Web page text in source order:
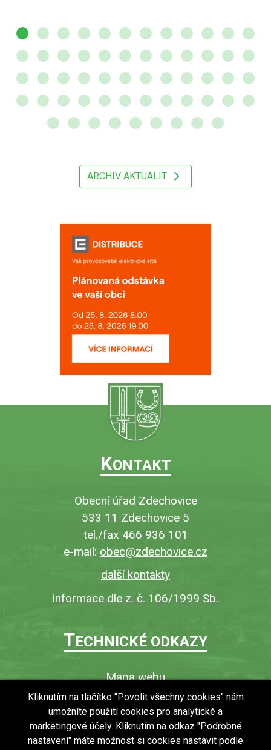
ARCHIV AKTUALIT
KONTAKT
Obecní úřad Zdechovice
533 11 Zdechovice 5
tel./fax 466 936 101
e-mail: obec@zdechovice.cz
další kontakty
informace dle z. č. 106/1999 Sb.
TECHNICKÉ ODKAZY
Mapa webu
O webu
Povinně zveřejňované informace
Ochrana osobních údajů (GDPR)
Kliknutím na tlačítko "Povolit všechny cookies" nám
umožníte použití cookies pro analytické a
marketingové účely. Kliknutím na odkaz "Podrobné
nastavení" máte možnost si cookies nastavit podle